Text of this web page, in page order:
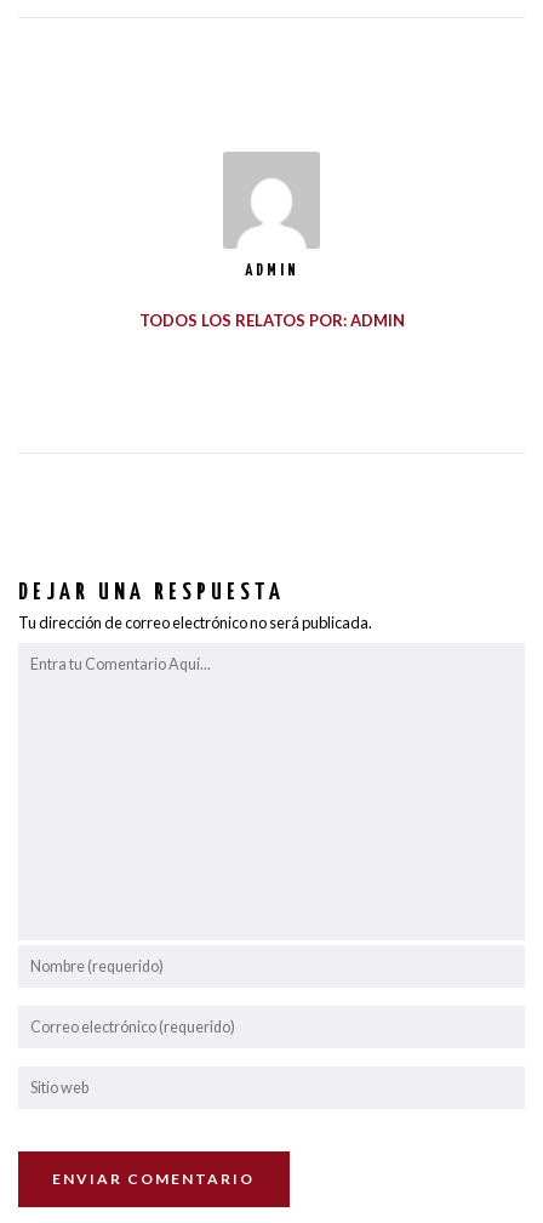
ADMIN
TODOS LOS RELATOS POR: ADMIN
DEJAR UNA RESPUESTA
Tu dirección de correo electrónico no será publicada.